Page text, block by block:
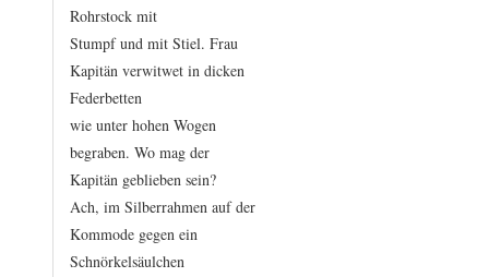
Rohrstock mit
Stumpf und mit Stiel. Frau
Kapitän verwitwet in dicken
Federbetten
wie unter hohen Wogen
begraben. Wo mag der
Kapitän geblieben sein?
Ach, im Silberrahmen auf der
Kommode gegen ein
Schnörkelsäulchen